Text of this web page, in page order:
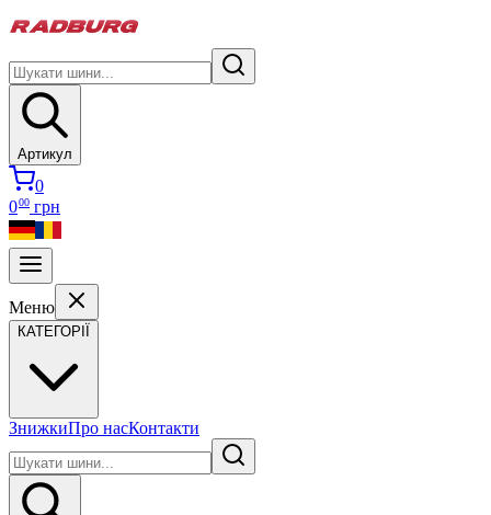
Артикул
0
000 грн
Меню
КАТЕГОРІЇ
ЗнижкиПро насКонтакти